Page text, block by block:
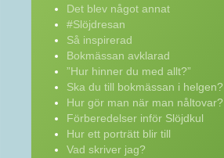
Det blev något annat
#Slöjdresan
Så inspirerad
Bokmässan avklarad
”Hur hinner du med allt?”
Ska du till bokmässan i helgen?
Hur gör man när man nåltovar?
Förberedelser inför Slöjdkul
Hur ett porträtt blir till
Vad skriver jag?